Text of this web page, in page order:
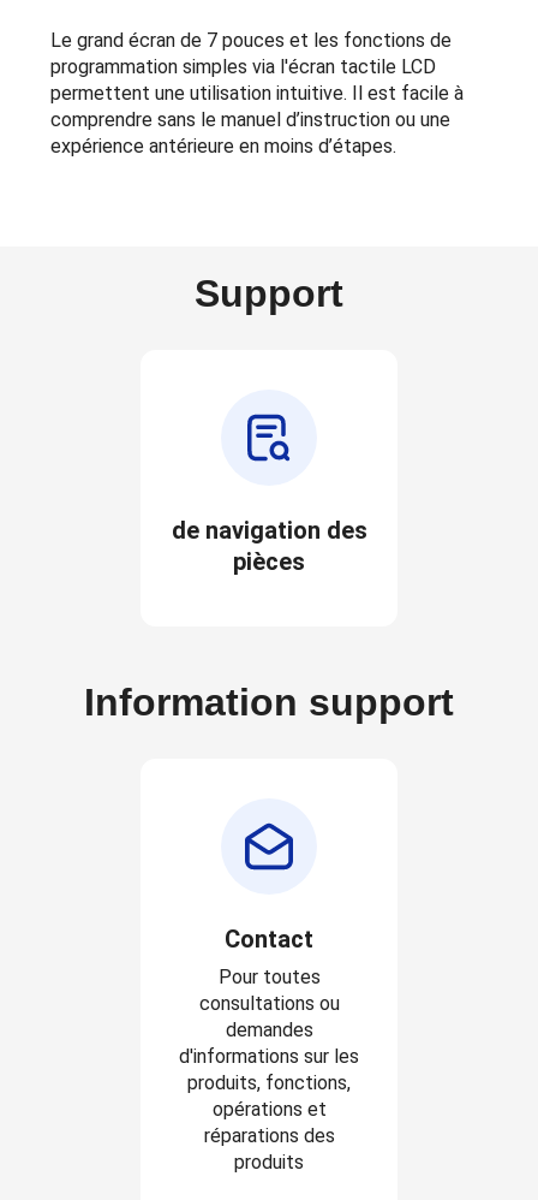
Le grand écran de 7 pouces et les fonctions de
programmation simples via l'écran tactile LCD
permettent une utilisation intuitive. Il est facile à
comprendre sans le manuel d’instruction ou une
expérience antérieure en moins d’étapes.
Support
de navigation des
pièces
Information support
Contact
Pour toutes
consultations ou
demandes
d'informations sur les
produits, fonctions,
opérations et
réparations des
produits